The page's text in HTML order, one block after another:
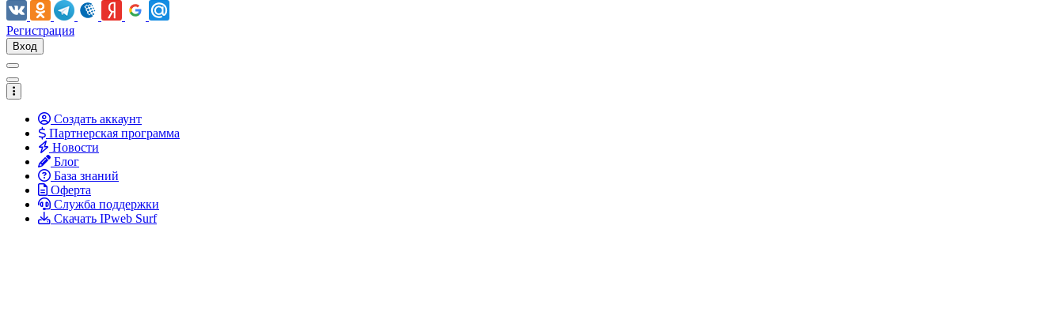
Регистрация
Вход
Создать аккаунт
Партнерская программа
Новости
Блог
База знаний
Оферта
Служба поддержки
Скачать IPweb Surf